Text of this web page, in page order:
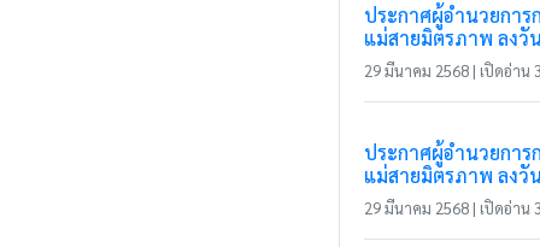
ประกาศผู้อำนวยการ
แม่สายมิตรภาพ ลงวั
29 มีนาคม 2568 | เปิดอ่าน
ประกาศผู้อำนวยการ
แม่สายมิตรภาพ ลงวั
29 มีนาคม 2568 | เปิดอ่าน